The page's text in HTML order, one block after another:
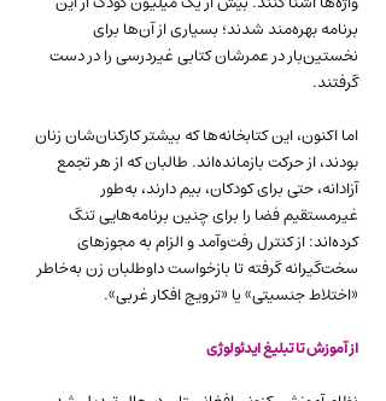
برنامه بهره‌مند شدند؛ بسیاری از آن‌ها برای
نخستین‌بار در عمرشان کتابی غیردرسی را در دست
گرفتند.
اما اکنون، این کتابخانه‌ها که بیشتر کارکنان‌شان زنان
بودند، از حرکت بازمانده‌اند. طالبان که از هر تجمع
آزادانه، حتی برای کودکان، بیم دارند، به‌طور
غیرمستقیم فضا را برای چنین برنامه‌هایی تنگ
کرده‌اند: از کنترل رفت‌وآمد و الزام به مجوزهای
سخت‌گیرانه گرفته تا بازخواست داوطلبان زن به‌خاطر
«اختلاط جنسیتی» یا «ترویج افکار غربی».
از آموزش تا تبلیغ ایدئولوژی